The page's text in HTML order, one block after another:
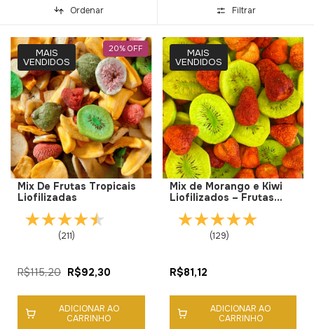
Ordenar Filtrar
20% OFF
MAIS
VENDIDOS
Mix De Frutas Tropicais
Liofilizadas
(211)
R$115,20 R$92,30
ADICIONAR AO
CARRINHO
MAIS
VENDIDOS
Mix de Morango e Kiwi
Liofilizados – Frutas
(129)
R$81,12
ADICIONAR AO
CARRINHO